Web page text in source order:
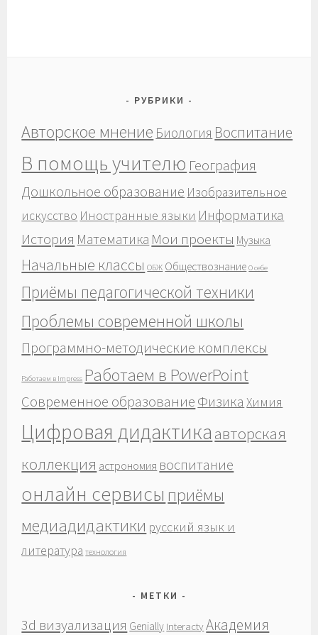
РУБРИКИ
Авторское мнение Биология Воспитание
В помощь учителю География
Дошкольное образование Изобразительное
искусство Иностранные языки Информатика
История Математика Мои проекты Музыка
Начальные классы ОБЖ Обществознание О себе
Приёмы педагогической техники
Проблемы современной школы
Программно-методические комплексы
Работаем в Impress Работаем в PowerPoint
Современное образование Физика Химия
Цифровая дидактика авторская
коллекция астрономия воспитание
онлайн сервисы приёмы
медиадидактики русский язык и
литература технология
МЕТКИ
3d визуализация Genially Interacty Академия